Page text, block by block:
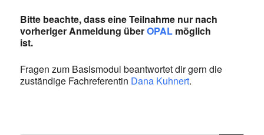
Bitte beachte, dass eine Teilnahme nur nach
vorheriger Anmeldung überOPAL möglich
ist.
Fragen zum Basismodul beantwortet dir gern die
zuständige Fachreferentin Dana Kuhnert.